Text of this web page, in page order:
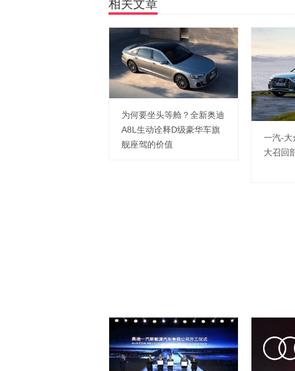
相关文章
为何要坐头等舱？全新奥迪
A8L生动诠释D级豪华车旗
舰座驾的价值
一汽-大
大召回